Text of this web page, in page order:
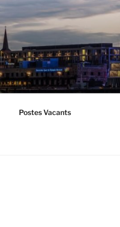
Postes Vacants